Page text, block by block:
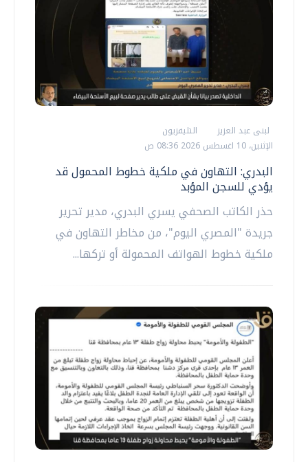
لبنى عبد العزيز
التليفزيون
الإثنين، 10 اغسطس 2026 08:36 ص
البدري: التهاون في ملكية خطوط المحمول قد
يؤدي للسجن المؤبد
حذر الكاتب الصحفي يسري البدري، مدير تحرير
جريدة "المصري اليوم"، من مخاطر التهاون في
ملكية خطوط الهواتف المحمولة أو تركها...